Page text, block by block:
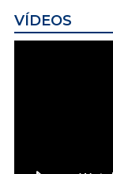
VÍDEOS